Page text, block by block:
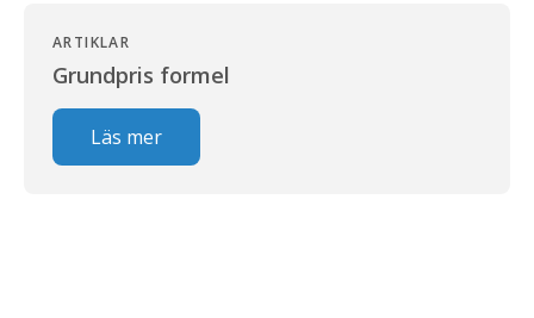
ARTIKLAR
Grundpris formel
Läs mer